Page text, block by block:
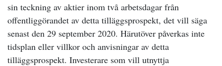
sin teckning av aktier inom två arbetsdagar från
offentliggörandet av detta tilläggsprospekt, det vill säga
senast den 29 september 2020. Härutöver påverkas inte
tidsplan eller villkor och anvisningar av detta
tilläggsprospekt. Investerare som vill utnyttja